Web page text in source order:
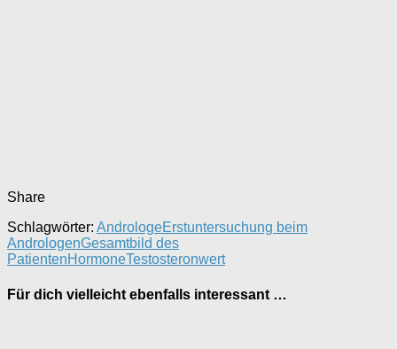
Share
Schlagwörter: AndrologeErstuntersuchung beim
AndrologenGesamtbild des
PatientenHormoneTestosteronwert
Für dich vielleicht ebenfalls interessant …